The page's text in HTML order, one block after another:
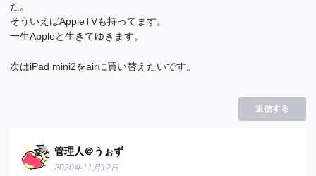
た。
そういえばAppleTVも持ってます。
一生Appleと生きてゆきます。
次はiPad mini2をairに買い替えたいです。
返信する
管理人＠うぉず
2020年11月12日